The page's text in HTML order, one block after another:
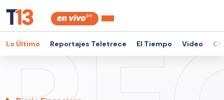
Lo Último Reportajes Teletrece El Tiempo Video